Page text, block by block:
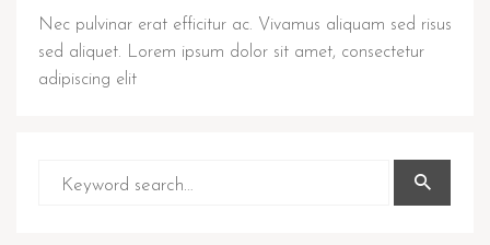
Nec pulvinar erat efficitur ac. Vivamus aliquam sed risus
sed aliquet. Lorem ipsum dolor sit amet, consectetur
adipiscing elit